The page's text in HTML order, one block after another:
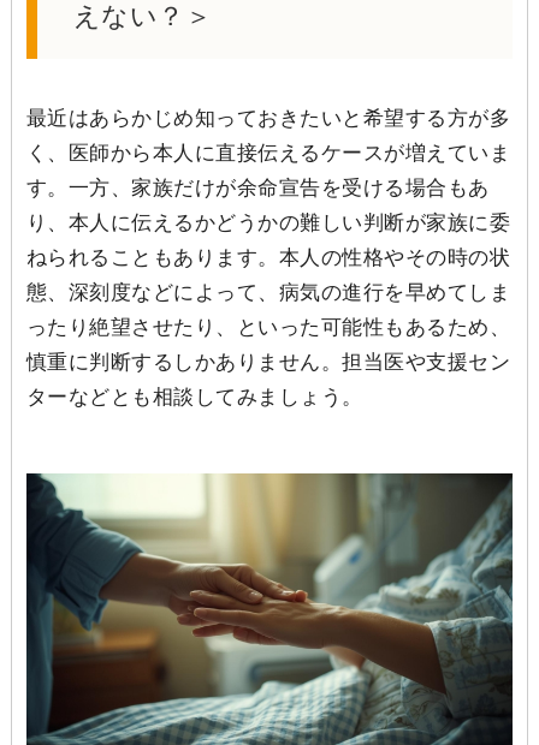
えない？＞
最近はあらかじめ知っておきたいと希望する方が多
く、医師から本人に直接伝えるケースが増えていま
す。一方、家族だけが余命宣告を受ける場合もあ
り、本人に伝えるかどうかの難しい判断が家族に委
ねられることもあります。本人の性格やその時の状
態、深刻度などによって、病気の進行を早めてしま
ったり絶望させたり、といった可能性もあるため、
慎重に判断するしかありません。担当医や支援セン
ターなどとも相談してみましょう。